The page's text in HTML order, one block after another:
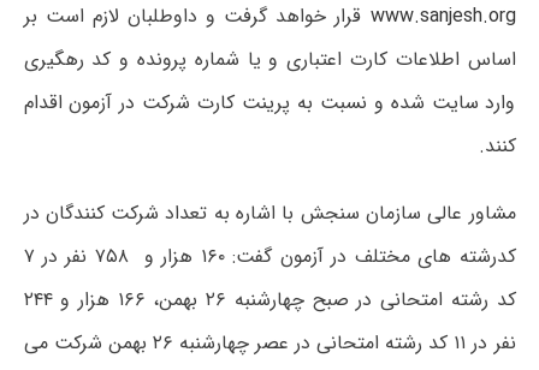
www.sanjesh.org قرار خواهد گرفت و داوطلبان لازم است بر
اساس اطلاعات کارت اعتباری و یا شماره پرونده و کد رهگیری
وارد سایت شده و نسبت به پرینت کارت شرکت در آزمون اقدام
کنند.
مشاور عالی سازمان سنجش با اشاره به تعداد شرکت کنندگان در
کدرشته های مختلف در آزمون گفت: ۱۶۰ هزار و ۷۵۸ نفر در ۷
کد رشته امتحانی در صبح چهارشنبه ۲۶ بهمن، ۱۶۶ هزار و ۲۴۴
نفر در ۱۱ کد رشته امتحانی در عصر چهارشنبه ۲۶ بهمن شرکت می